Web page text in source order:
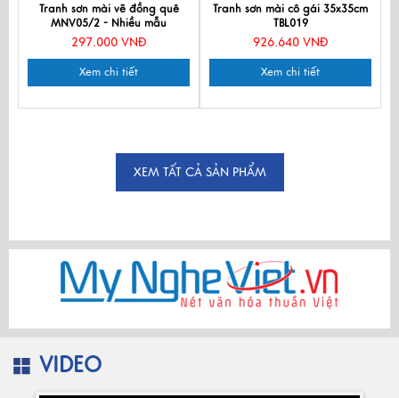
Tranh sơn mài vẽ đồng quê
MNV05/2 - Nhiều mẫu
297.000 VNĐ
Xem chi tiết
Tranh sơn mài cô gái 35x35cm
TBL019
926.640 VNĐ
Xem chi tiết
XEM TẤT CẢ SẢN PHẨM
VIDEO